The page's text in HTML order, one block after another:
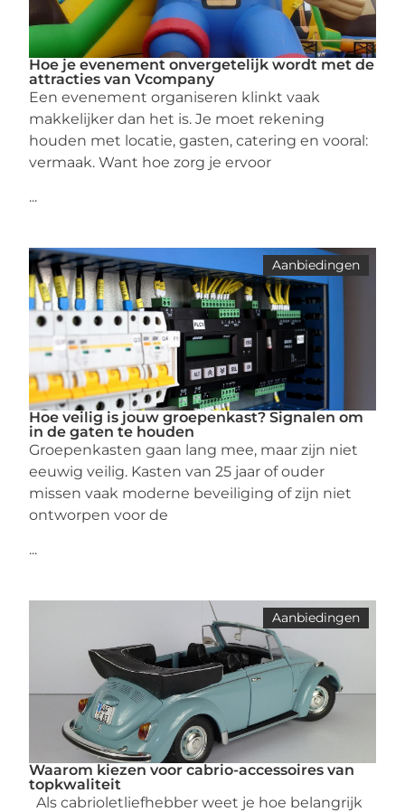
Hoe je evenement onvergetelijk wordt met de
attracties van Vcompany
Een evenement organiseren klinkt vaak
makkelijker dan het is. Je moet rekening
houden met locatie, gasten, catering en vooral:
vermaak. Want hoe zorg je ervoor
...
Aanbiedingen
Hoe veilig is jouw groepenkast? Signalen om
in de gaten te houden
Groepenkasten gaan lang mee, maar zijn niet
eeuwig veilig. Kasten van 25 jaar of ouder
missen vaak moderne beveiliging of zijn niet
ontworpen voor de
...
Aanbiedingen
Waarom kiezen voor cabrio-accessoires van
topkwaliteit
Als cabrioletliefhebber weet je hoe belangrijk